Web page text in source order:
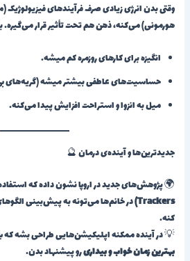
وقتی بدن انرژی زیادی صرف فرآیندهای
هورمونی) می‌کنه، ذهن هم تحت تأثیر قرار
انگیزه برای کارهای روزمره کم میشه.
حساسیت‌های عاطفی بیشتر میشه (گریه‌های
میل به انزوا و استراحت افزایش پیدا می‌کنه.
جدیدترین‌ها و آینده‌ی درمان 🔮
🌍 پژوهش‌های جدید در اروپا نشون داده که
Trackers) در خانم‌ها می‌تونه به پیش‌بینی
کنه.
💡 در آینده ممکنه اپلیکیشن‌هایی طراحی بشه که
بهترین زمان خواب و بیداریرو پیشنهاد بدن.